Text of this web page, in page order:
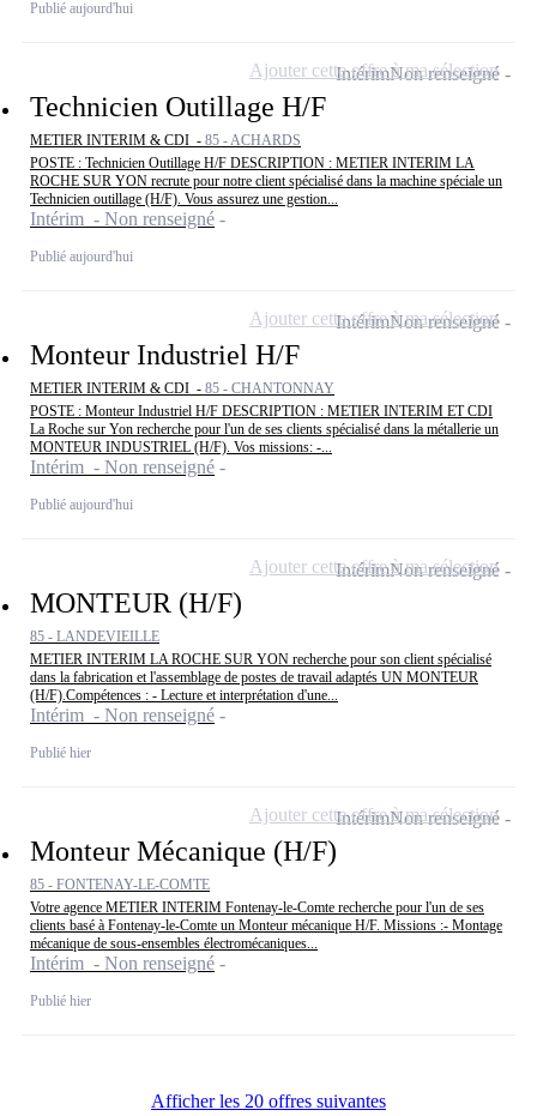
Publié aujourd'hui
Technicien Outillage H/F
METIER INTERIM & CDI - 85 - ACHARDS
POSTE : Technicien Outillage H/F DESCRIPTION : METIER INTERIM LA
ROCHE SUR YON recrute pour notre client spécialisé dans la machine spéciale un
Technicien outillage (H/F). Vous assurez une gestion...
Intérim - Non renseigné
Publié aujourd'hui
IntérimNon renseigné
Ajouter cette offre à ma sélection
Monteur Industriel H/F
METIER INTERIM & CDI - 85 - CHANTONNAY
POSTE : Monteur Industriel H/F DESCRIPTION : METIER INTERIM ET CDI
La Roche sur Yon recherche pour l'un de ses clients spécialisé dans la métallerie un
MONTEUR INDUSTRIEL (H/F). Vos missions: -...
Intérim - Non renseigné
Publié aujourd'hui
IntérimNon renseigné
Ajouter cette offre à ma sélection
MONTEUR (H/F)
85 - LANDEVIEILLE
METIER INTERIM LA ROCHE SUR YON recherche pour son client spécialisé
dans la fabrication et l'assemblage de postes de travail adaptés UN MONTEUR
(H/F).Compétences : - Lecture et interprétation d'une...
Intérim - Non renseigné
Publié hier
IntérimNon renseigné
Ajouter cette offre à ma sélection
Monteur Mécanique (H/F)
85 - FONTENAY-LE-COMTE
Votre agence METIER INTERIM Fontenay-le-Comte recherche pour l'un de ses
clients basé à Fontenay-le-Comte un Monteur mécanique H/F. Missions :- Montage
mécanique de sous-ensembles électromécaniques...
Intérim - Non renseigné
Publié hier
IntérimNon renseigné
Ajouter cette offre à ma sélection
Afficher les 20 offres suivantes